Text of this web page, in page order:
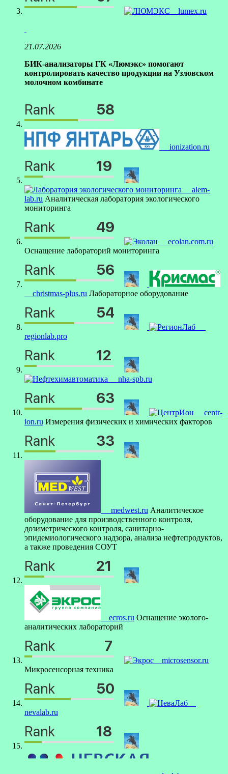
lumex.ru
21.07.2026
БИК-анализаторы ГК «Люмэкс» помогают
контролировать качество продукции на Узловском
молочном комбинате
ionization.ru
alem-
lab.ru Аналитическая лаборатория экологического
мониторинга
ecolan.com.ru
Оснащение лабораторий мониторинга
christmas-plus.ru Лабораторное оборудование
regionlab.pro
nha-spb.ru
centr-
ion.ru Измерения физических и химических факторов
medwest.ru Аналитическое
оборудование для производственного контроля,
дозиметрического контроля, санитарно-
эпидемиологического надзора, анализа нефтепродуктов,
а также проведения СОУТ
ecros.ru Оснащение эколого-
аналитических лабораторий
microsensor.ru
Микросенсорная техника
nevalab.ru